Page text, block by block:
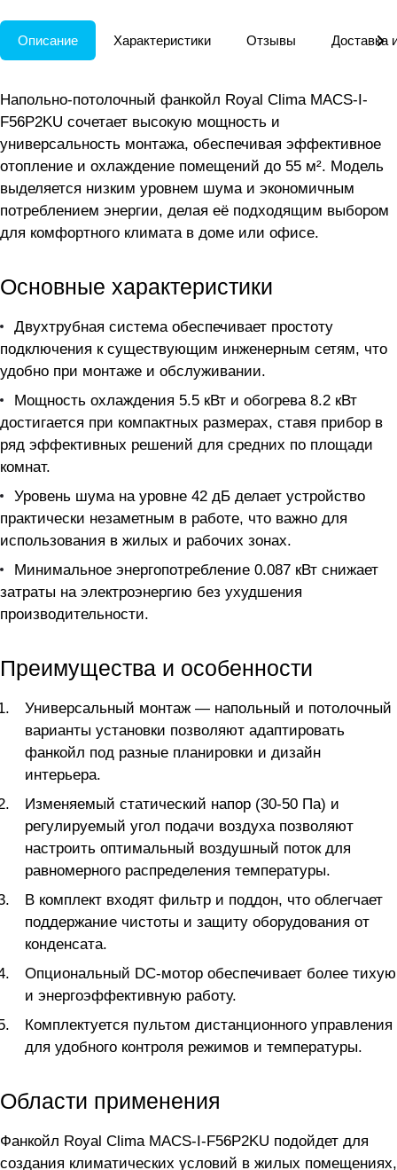
Описание Характеристики Отзывы Доставка
Напольно-потолочный фанкойл Royal Clima MACS-I-
F56P2KU сочетает высокую мощность и
универсальность монтажа, обеспечивая эффективное
отопление и охлаждение помещений до 55 м². Модель
выделяется низким уровнем шума и экономичным
потреблением энергии, делая её подходящим выбором
для комфортного климата в доме или офисе.
Основные характеристики
Двухтрубная система обеспечивает простоту
подключения к существующим инженерным сетям, что
удобно при монтаже и обслуживании.
Мощность охлаждения 5.5 кВт и обогрева 8.2 кВт
достигается при компактных размерах, ставя прибор в
ряд эффективных решений для средних по площади
комнат.
Уровень шума на уровне 42 дБ делает устройство
практически незаметным в работе, что важно для
использования в жилых и рабочих зонах.
Минимальное энергопотребление 0.087 кВт снижает
затраты на электроэнергию без ухудшения
производительности.
Преимущества и особенности
Универсальный монтаж — напольный и потолочный
варианты установки позволяют адаптировать
фанкойл под разные планировки и дизайн
интерьера.
Изменяемый статический напор (30-50 Па) и
регулируемый угол подачи воздуха позволяют
настроить оптимальный воздушный поток для
равномерного распределения температуры.
В комплект входят фильтр и поддон, что облегчает
поддержание чистоты и защиту оборудования от
конденсата.
Опциональный DC-мотор обеспечивает более тихую
и энергоэффективную работу.
Комплектуется пультом дистанционного управления
для удобного контроля режимов и температуры.
Области применения
Фанкойл Royal Clima MACS-I-F56P2KU подойдет для
создания климатических условий в жилых помещениях,